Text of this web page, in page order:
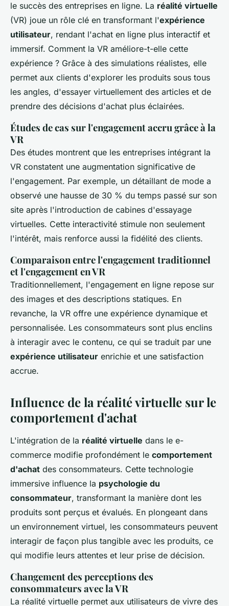
le succès des entreprises en ligne. La réalité virtuelle
(VR) joue un rôle clé en transformant l'expérience
utilisateur, rendant l'achat en ligne plus interactif et
immersif. Comment la VR améliore-t-elle cette
expérience ? Grâce à des simulations réalistes, elle
permet aux clients d'explorer les produits sous tous
les angles, d'essayer virtuellement des articles et de
prendre des décisions d'achat plus éclairées.
Études de cas sur l'engagement accru grâce à la
VR
Des études montrent que les entreprises intégrant la
VR constatent une augmentation significative de
l'engagement. Par exemple, un détaillant de mode a
observé une hausse de 30 % du temps passé sur son
site après l'introduction de cabines d'essayage
virtuelles. Cette interactivité stimule non seulement
l'intérêt, mais renforce aussi la fidélité des clients.
Comparaison entre l'engagement traditionnel
et l'engagement en VR
Traditionnellement, l'engagement en ligne repose sur
des images et des descriptions statiques. En
revanche, la VR offre une expérience dynamique et
personnalisée. Les consommateurs sont plus enclins
à interagir avec le contenu, ce qui se traduit par une
expérience utilisateur enrichie et une satisfaction
accrue.
Influence de la réalité virtuelle sur le
comportement d'achat
L'intégration de la réalité virtuelle dans le e-
commerce modifie profondément le comportement
d'achat des consommateurs. Cette technologie
immersive influence la psychologie du
consommateur, transformant la manière dont les
produits sont perçus et évalués. En plongeant dans
un environnement virtuel, les consommateurs peuvent
interagir de façon plus tangible avec les produits, ce
qui modifie leurs attentes et leur prise de décision.
Changement des perceptions des
consommateurs avec la VR
La réalité virtuelle permet aux utilisateurs de vivre des